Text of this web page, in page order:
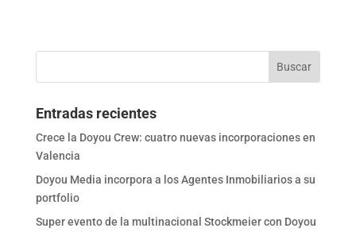
Entradas recientes
Crece la Doyou Crew: cuatro nuevas incorporaciones en
Valencia
Doyou Media incorpora a los Agentes Inmobiliarios a su
portfolio
Super evento de la multinacional Stockmeier con Doyou